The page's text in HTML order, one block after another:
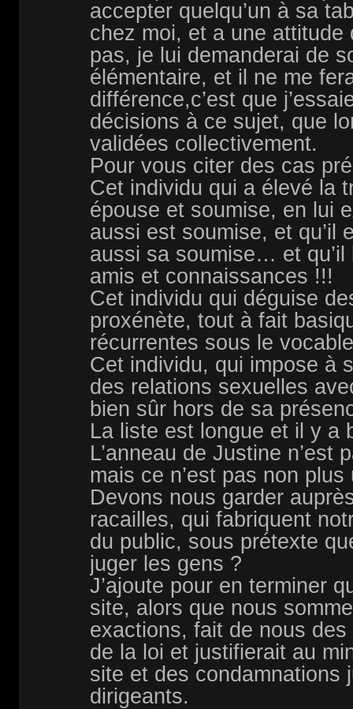
accepter quelqu’un à sa
chez moi, et a une attitude
pas, je lui demanderai de
élémentaire, et il ne me
différence,c’est que
décisions à ce sujet, que
validées collectivement.
Pour vous citer des cas
Cet individu qui a élevé la
épouse et soumise, en lui
aussi est soumise, et qu’il
aussi sa soumise… et qu’il
amis et connaissances !!!
Cet individu qui déguise
proxénète, tout à fait
récurrentes sous le
Cet individu, qui impose à
des relations sexuelles
bien sûr hors de sa
La liste est longue et il y a
L’anneau de Justine n’est
mais ce n’est pas non
Devons nous garder
racailles, qui fabriquent
du public, sous prétexte
juger les gens ?
J’ajoute pour en terminer
site, alors que nous
exactions, fait de nous
de la loi et justifierait au
site et des condamnations
dirigeants.